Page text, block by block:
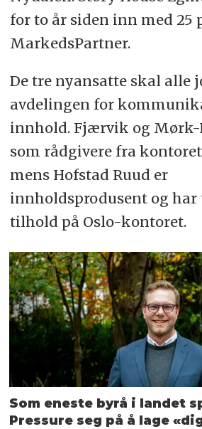
for to år siden inn med 25
MarkedsPartner.
De tre nyansatte skal alle
avdelingen for
innhold. Fjærvik og Mørk-
som rådgivere fra
mens Hofstad Ruud er
innholdsprodusent og
tilhold på Oslo-kontoret.
Som eneste byrå i landet
Pressure seg på å lage